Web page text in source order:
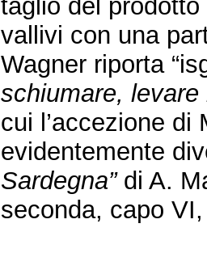
taglio del
vallivi con una
Wagner riporta
schiumare,
cui l’accezione di
evidentemente
Sardegna”di A.
seconda, capo